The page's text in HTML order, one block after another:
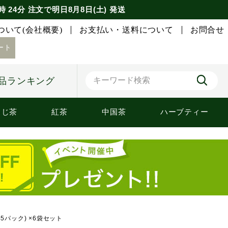
24分注文で明日8月8日(土) 発送
いて(会社概要) お支払い・送料について お問合せ
ト
ランキング
茶 紅茶 中国茶 ハーブティー
パック) ×6袋セット